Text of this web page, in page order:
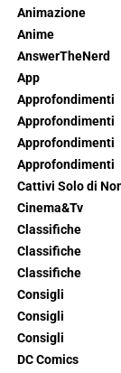
Animazione
Anime
AnswerTheNerd
App
Approfondimenti
Approfondimenti
Approfondimenti
Approfondimenti
Cattivi Solo di
Cinema&Tv
Classifiche
Classifiche
Classifiche
Consigli
Consigli
Consigli
DC Comics